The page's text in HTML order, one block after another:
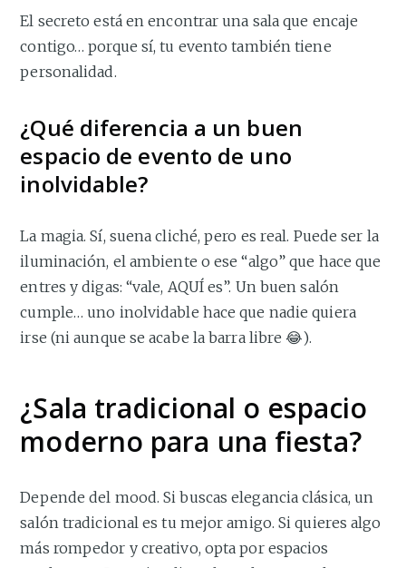
El secreto está en encontrar una sala que encaje
contigo… porque sí, tu evento también tiene
personalidad.
¿Qué diferencia a un buen
espacio de evento de uno
inolvidable?
La magia. Sí, suena cliché, pero es real. Puede ser la
iluminación, el ambiente o ese “algo” que hace que
entres y digas: “vale, AQUÍ es”. Un buen salón
cumple… uno inolvidable hace que nadie quiera
irse (ni aunque se acabe la barra libre 😂).
¿Sala tradicional o espacio
moderno para una fiesta?
Depende del mood. Si buscas elegancia clásica, un
salón tradicional es tu mejor amigo. Si quieres algo
más rompedor y creativo, opta por espacios